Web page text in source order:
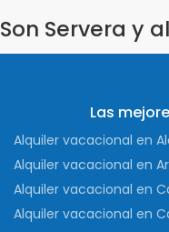
Son Servera y
Las
Alquiler vacacional en
Alquiler vacacional en
Alquiler vacacional en
Alquiler vacacional en